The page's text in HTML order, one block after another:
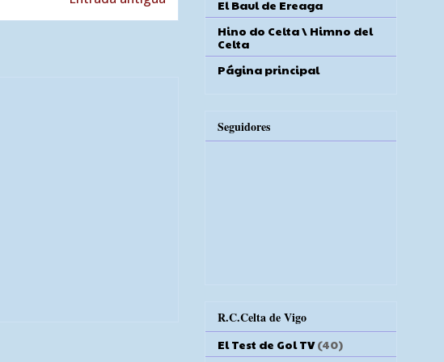
El Baul de Ereaga
Hino do Celta \ Himno del
Celta
Página principal
Seguidores
R.C.Celta de Vigo
El Test de Gol TV (40)